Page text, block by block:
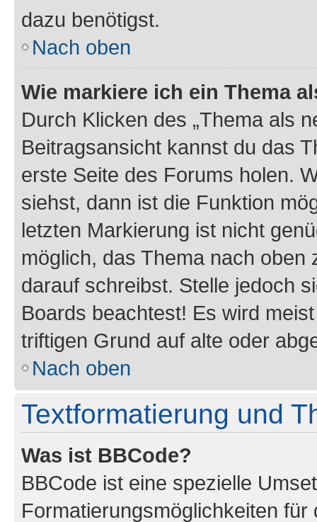
dazu benötigst.
Nach oben
Wie markiere ich ein Thema
Durch Klicken des „Thema als
Beitragsansicht kannst du das
erste Seite des Forums holen.
siehst, dann ist die Funktion
letzten Markierung ist nicht
möglich, das Thema nach oben
darauf schreibst. Stelle jedoch
Boards beachtest! Es wird
triftigen Grund auf alte oder
Nach oben
Textformatierung und
Was ist BBCode?
BBCode ist eine spezielle
Formatierungsmöglichkeiten